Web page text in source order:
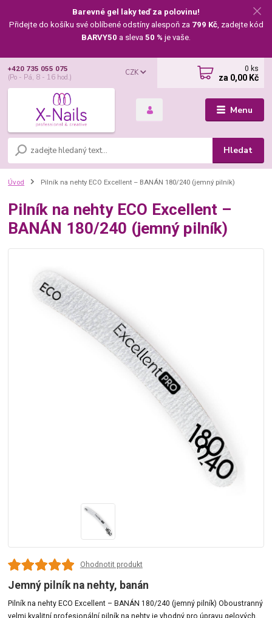
Barevné gel laky teď za polovinu!
Přidejte do košíku své oblíbené odstíny alespoň za 799 Kč, zadejte kód
BARVY50 a sleva 50 % je vaše.
Menu
CZK
Hledat
+420 735 055 075
(Po - Pá, 8 - 16 hod.)
0 ks
za 0,00 Kč
Úvod Pilník na nehty ECO Excellent – BANÁN 180/240 (jemný pilník)
Pilník na nehty ECO Excellent –
BANÁN 180/240 (jemný pilník)
Ohodnotit produkt
Jemný pilník na nehty, banán
Pilník na nehty ECO Excellent – BANÁN 180/240 (jemný pilník) Oboustranný